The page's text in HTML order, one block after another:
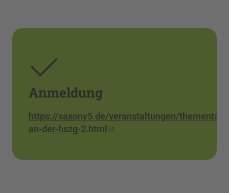
Anmeldung
https://saxony5.de/veranstaltungen/thementag-
an-der-hszg-2.html